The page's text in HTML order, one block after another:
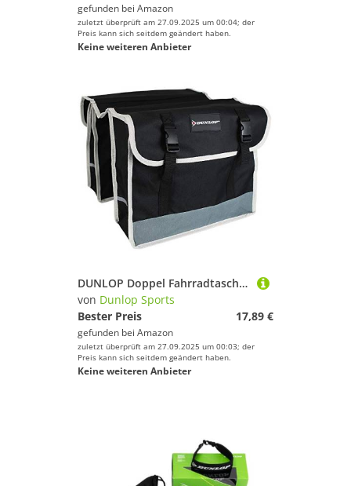
gefunden bei Amazon
zuletzt überprüft am 27.09.2025 um 00:04; der
Preis kann sich seitdem geändert haben.
Keine weiteren Anbieter
DUNLOP Doppel Fahrradtasche wasserfest Fahrradtasche seitlich Gepäckträger Tasche Doppeltasche Fahrrad Seitentasche
von Dunlop Sports
Bester Preis
17,89 €
gefunden bei Amazon
zuletzt überprüft am 27.09.2025 um 00:03; der
Preis kann sich seitdem geändert haben.
Keine weiteren Anbieter